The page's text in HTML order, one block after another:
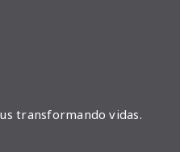
transformando vidas.